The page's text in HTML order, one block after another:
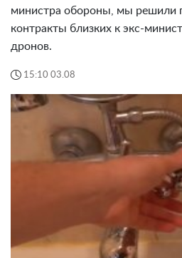
министра обороны, мы решили
контракты близких к экс-
дронов.
15:10 03.08